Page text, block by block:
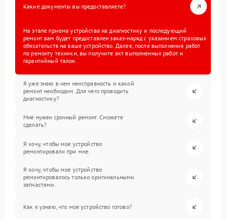
Какие документы вы предоставляете?
На этапе приема устройства на диагностику и последующий
ремонт вам будет предоставлен заказ-наряд с указанием страховых
обязательств на ваше устройство. Далее, после выполнения работ
по ремонту техники, вы получите акт выполненных работ и
гарантийный талон.
Я уже знаю в чем неисправность и какой
ремонт необходим. Для чего проводить
диагностику?
Мне нужен срочный ремонт. Сможете
сделать?
Я хочу, чтобы мое устройство
ремонтировали при мне.
Я хочу, чтобы мое устройство
ремонтировалось только оригинальными
запчастями.
Как я узнаю, что мое устройство готово?